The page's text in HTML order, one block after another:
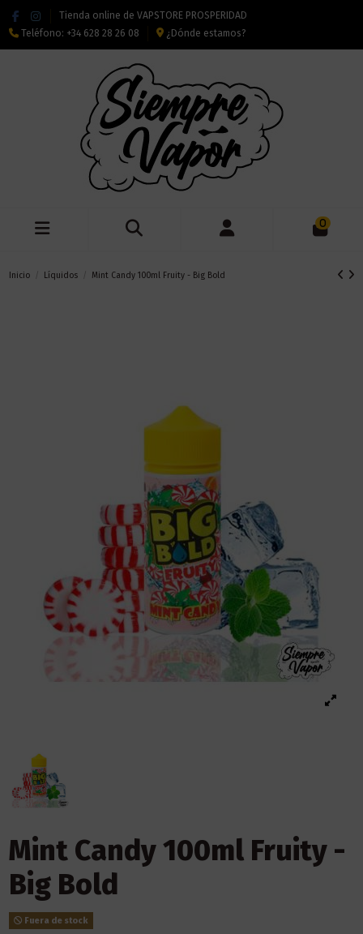
Tienda online de VAPSTORE PROSPERIDAD
Teléfono: +34 628 28 26 08 ¿Dónde estamos?
0
Inicio Líquidos Mint Candy 100ml Fruity - Big Bold
Mint Candy 100ml Fruity -
Big Bold
Fuera de stock